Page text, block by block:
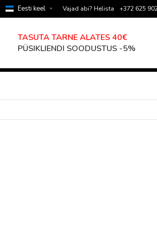
Eesti keel Vajad abi? Helista +372 625
TASUTA TARNE ALATES 40€
PÜSIKLIENDI SOODUSTUS -5%